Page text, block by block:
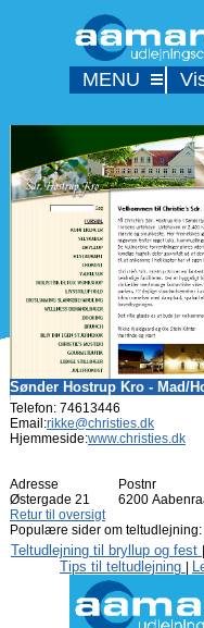
Sønder Hostrup Kro - Mad/
Telefon: 74613446
Email:rikke@christies.dk
Hjemmeside:www.christies.dk
Adresse Postnr
Østergade 21
6200
Retur til oversigt
Populære sider om teltudlejning:
Teltudlejning til bryllup og fest
Tips til teltudlejning
MENU